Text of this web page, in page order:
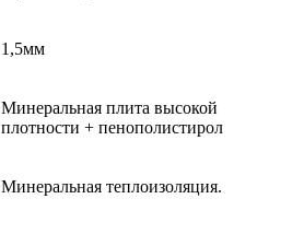
1,5мм
Минеральная плита высокой
плотности + пенополистирол
Минеральная теплоизоляция.